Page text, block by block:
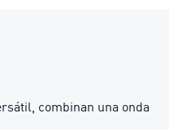
combinan una onda